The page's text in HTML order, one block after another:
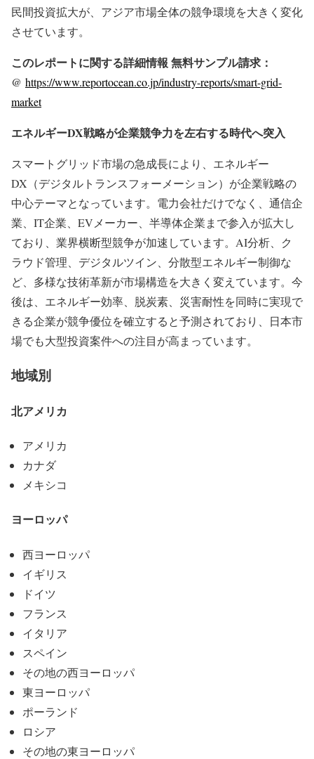
民間投資拡大が、アジア市場全体の競争環境を大きく変化
させています。
このレポートに関する詳細情報 無料サンプル請求：
@ https://www.reportocean.co.jp/industry-reports/smart-grid-
market
エネルギーDX戦略が企業競争力を左右する時代へ突入
スマートグリッド市場の急成長により、エネルギー
DX（デジタルトランスフォーメーション）が企業戦略の
中心テーマとなっています。電力会社だけでなく、通信企
業、IT企業、EVメーカー、半導体企業まで参入が拡大し
ており、業界横断型競争が加速しています。AI分析、ク
ラウド管理、デジタルツイン、分散型エネルギー制御な
ど、多様な技術革新が市場構造を大きく変えています。今
後は、エネルギー効率、脱炭素、災害耐性を同時に実現で
きる企業が競争優位を確立すると予測されており、日本市
場でも大型投資案件への注目が高まっています。
地域別
北アメリカ
アメリカ
カナダ
メキシコ
ヨーロッパ
西ヨーロッパ
イギリス
ドイツ
フランス
イタリア
スペイン
その地の西ヨーロッパ
東ヨーロッパ
ポーランド
ロシア
その地の東ヨーロッパ